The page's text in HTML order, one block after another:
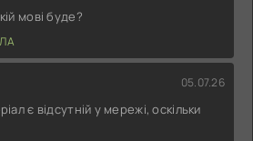
мові буде?
05.07.26
є відсутній у мережі, оскільки